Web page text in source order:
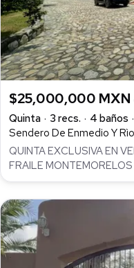
$25,000,000 MXN
Quinta
3 recs. 4 baños
QUINTA EXCLUSIVA EN
FRAILE MONTEMORELOS